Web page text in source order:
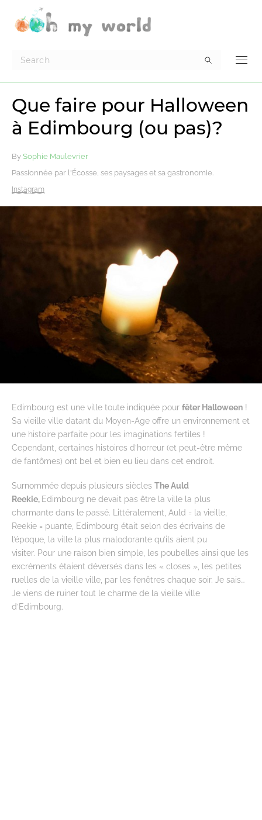
Que faire pour Halloween
à Edimbourg (ou pas)?
By Sophie Maulevrier
Passionnée par l'Écosse, ses paysages et sa gastronomie.
Instagram
Edimbourg est une ville toute indiquée pour fêter Halloween !
Sa vieille ville datant du Moyen-Age offre un environnement et
une histoire parfaite pour les imaginations fertiles !
Cependant, certaines histoires d’horreur (et peut-être même
de fantômes) ont bel et bien eu lieu dans cet endroit.
Surnommée depuis plusieurs siècles The Auld
Reekie, Edimbourg ne devait pas être la ville la plus
charmante dans le passé. Littéralement, Auld = la vieille,
Reekie = puante, Edimbourg était selon des écrivains de
l’époque, la ville la plus malodorante qu’ils aient pu
visiter. Pour une raison bien simple, les poubelles ainsi que les
excréments étaient déversés dans les « closes », les petites
ruelles de la vieille ville, par les fenêtres chaque soir. Je sais…
Je viens de ruiner tout le charme de la vieille ville
d’Edimbourg.